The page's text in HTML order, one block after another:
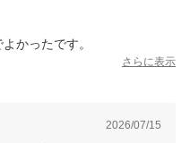
かったです。
さらに表示
2026/07/15